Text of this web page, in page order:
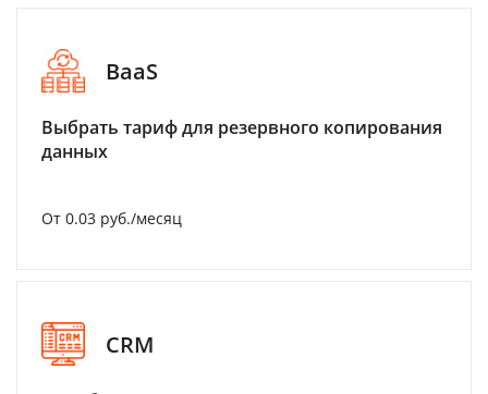
BaaS
Выбрать тариф для резервного копирования
данных
От 0.03 руб./месяц
CRM